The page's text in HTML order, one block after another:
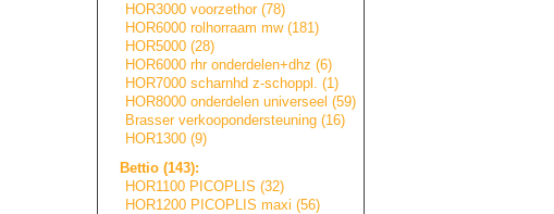
HOR3000 voorzethor (78)
HOR6000 rolhorraam mw (181)
HOR5000 (28)
HOR6000 rhr onderdelen+dhz (6)
HOR7000 scharnhd z-schoppl. (1)
HOR8000 onderdelen universeel (59)
Brasser verkoopondersteuning (16)
HOR1300 (9)
Bettio (143):
HOR1100 PICOPLIS (32)
HOR1200 PICOPLIS maxi (56)